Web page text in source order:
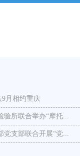
月相约重庆
验所联合举办“摩托...
党支部联合开展“党...